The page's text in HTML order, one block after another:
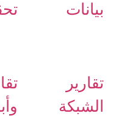
بيانات
تقارير
الشبكة